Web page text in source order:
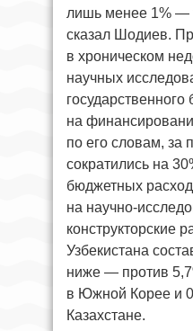
лишь менее 1% —
сказал Шодиев.
в хроническом
научных
государственного
на
по его словам, за
сократились на
бюджетных
на научно-
конструкторские
Узбекистана
ниже — против
в Южной Корее и
Казахстане.